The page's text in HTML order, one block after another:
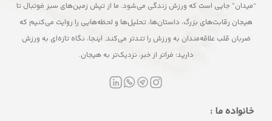
“میدان” جایی است که ورزش زندگی می‌شود. ما از تپش زمین‌های سبز فوتبال تا
هیجان رقابت‌های بزرگ، داستان‌ها، تحلیل‌ها و لحظه‌هایی را روایت می‌کنیم که
ضربان قلب علاقه‌مندان به ورزش را تندتر می‌کند. اینجا، نگاه تازه‌ای به ورزش
دارید؛ فراتر از خبر، نزدیک‌تر به هیجان.
خانواده ما :